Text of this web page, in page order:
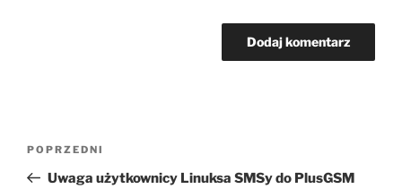
Nawigacja
Poprzedni
wpis
POPRZEDNI
Uwaga użytkownicy Linuksa SMSy do PlusGSM